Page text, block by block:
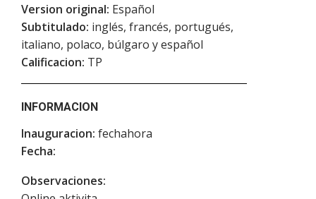
Version original: Español
Subtitulado: inglés, francés, portugués,
italiano, polaco, búlgaro y español
Calificacion: TP
INFORMACION
Inauguracion: fechahora
Fecha:
Observaciones: